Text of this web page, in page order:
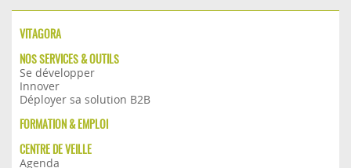
VITAGORA
NOS SERVICES & OUTILS
Se développer
Innover
Déployer sa solution B2B
FORMATION & EMPLOI
CENTRE DE VEILLE
Agenda